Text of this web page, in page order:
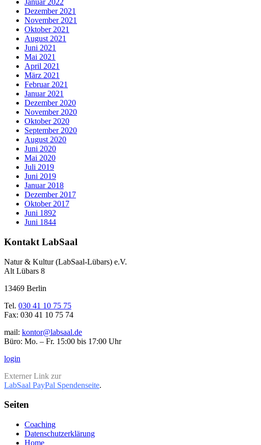
Januar 2022
Dezember 2021
November 2021
Oktober 2021
August 2021
Juni 2021
Mai 2021
April 2021
März 2021
Februar 2021
Januar 2021
Dezember 2020
November 2020
Oktober 2020
September 2020
August 2020
Juni 2020
Mai 2020
Juli 2019
Juni 2019
Januar 2018
Dezember 2017
Oktober 2017
Juni 1892
Juni 1844
Kontakt LabSaal
Natur & Kultur (LabSaal-Lübars) e.V.
Alt Lübars 8
13469 Berlin
Tel. 030 41 10 75 75
Fax: 030 41 10 75 74
mail: kontor@labsaal.de
Büro: Mo. – Fr. 15:00 bis 17:00 Uhr
login
Externer Link zur
LabSaal PayPal Spendenseite.
Seiten
Coaching
Datenschutzerklärung
Home